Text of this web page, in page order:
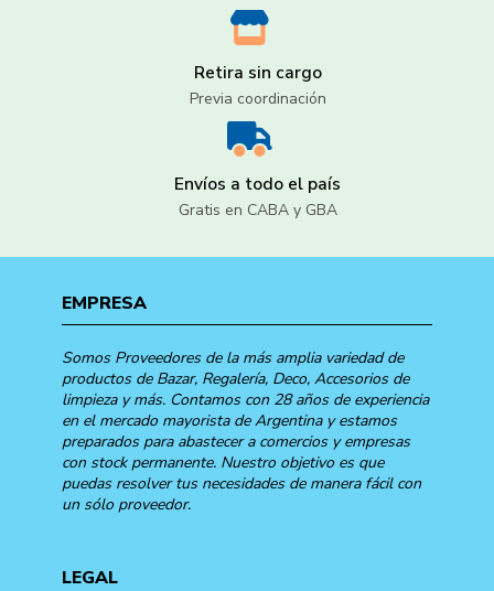
Retira sin cargo
Previa coordinación
Envíos a todo el país
Gratis en CABA y GBA
EMPRESA
Somos Proveedores de la más amplia variedad de
productos de Bazar, Regalería, Deco, Accesorios de
limpieza y más. Contamos con 28 años de experiencia
en el mercado mayorista de Argentina y estamos
preparados para abastecer a comercios y empresas
con stock permanente. Nuestro objetivo es que
puedas resolver tus necesidades de manera fácil con
un sólo proveedor.
LEGAL